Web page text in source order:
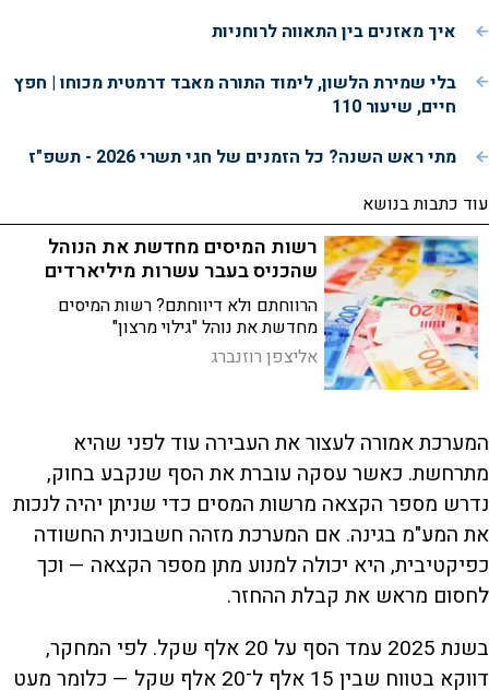
איך מאזנים בין התאווה לרוחניות
בלי שמירת הלשון, לימוד התורה מאבד דרמטית מכוחו | חפץ
חיים, שיעור 110
מתי ראש השנה? כל הזמנים של חגי תשרי 2026 - תשפ"ז
עוד כתבות בנושא
רשות המיסים מחדשת את הנוהל
שהכניס בעבר עשרות מיליארדים
הרווחתם ולא דיווחתם? רשות המיסים
מחדשת את נוהל "גילוי מרצון"
אליצפן רוזנברג
המערכת אמורה לעצור את העבירה עוד לפני שהיא
מתרחשת. כאשר עסקה עוברת את הסף שנקבע בחוק,
נדרש מספר הקצאה מרשות המסים כדי שניתן יהיה לנכות
את המע"מ בגינה. אם המערכת מזהה חשבונית החשודה
כפיקטיבית, היא יכולה למנוע מתן מספר הקצאה — וכך
לחסום מראש את קבלת ההחזר.
בשנת 2025 עמד הסף על 20 אלף שקל. לפי המחקר,
דווקא בטווח שבין 15 אלף ל־20 אלף שקל — כלומר מעט